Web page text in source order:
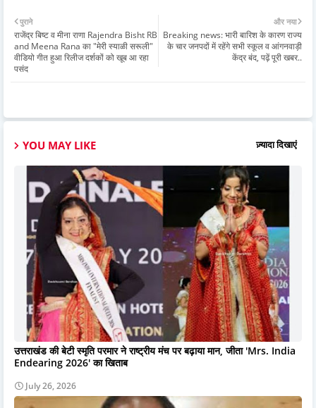
और नया
Breaking news: भारी बारिश के कारण राज्य
के चार जनपदों में रहेंगे सभी स्कूल व आंगनवाड़ी
केंद्र बंद, पढ़ें पूरी खबर..
पुराने
राजेंद्र बिष्ट व मीना राणा Rajendra Bisht RB
and Meena Rana का "मेरी स्याळी सरूली"
वीडियो गीत हुआ रिलीज दर्शकों को खूब आ रहा
पसंद
YOU MAY LIKE ज़्यादा दिखाएं
उत्तराखंड की बेटी स्मृति परमार ने राष्ट्रीय मंच पर बढ़ाया मान, जीता 'Mrs. India
Endearing 2026' का खिताब
July 26, 2026